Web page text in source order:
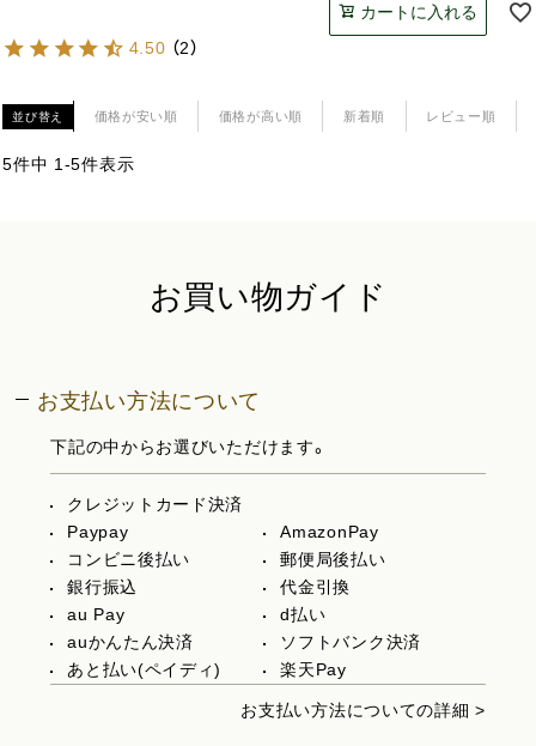
カートに入れる
4.50 （2）
並び替え 価格が安い順 価格が高い順 新着順 レビュー順
5件中 1-5件表示
お買い物ガイド
お支払い方法について
下記の中からお選びいただけます。
クレジットカード決済
Paypay
AmazonPay
コンビニ後払い
郵便局後払い
銀行振込
代金引換
au Pay
d払い
auかんたん決済
ソフトバンク決済
あと払い(ペイディ)
楽天Pay
お支払い方法についての詳細 >